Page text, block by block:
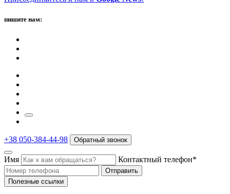
пишите нам:
+38 050-384-44-98 Обратный звонок
Имя Контактный телефон*
Отправить
Полезные ссылки